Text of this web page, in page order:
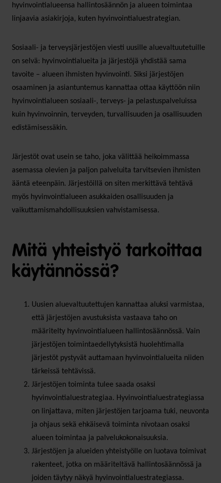
hyvinvointialueensa hallintosäännön ja alueen toimintaa
linjaavia asiakirjoja, kuten hyvinvointialuestrategian.
Sosiaali- ja terveysjärjestöjen viesti uusille aluevaltuutetuille
on selvä: hyvinvointialueita ja järjestöjä yhdistää sama
tavoite – alueen ihmisten hyvinvointi. Siksi järjestöjen
osaaminen ja asiantuntemus kannattaa ottaa käyttöön niin
hyvinvointialueen sosiaali-, terveys- ja pelastuspalveluissa
kuin hyvinvoinnin, terveyden, turvallisuuden ja osallisuuden
edistämisessäkin.
Järjestöt ovat usein se taho, joka välittää heikoimmassa
asemassa olevien ja paljon palveluita tarvitsevien ihmisten
ääntä eteenpäin. Järjestöillä on siten merkittävä tehtävä
myös hyvinvointialueen asukkaiden osallisuuden ja
vaikuttamismahdollisuuksien vahvistamisessa.
Mitä yhteistyö tarkoittaa
käytännössä?
Uusien aluevaltuutettujen kannattaa aluksi varmistaa,
että järjestöjen avustuksista vastaava taho on
määritelty hyvinvointialueen hallintosäännössä. Vain
järjestöjen toimintaedellytyksistä huolehtimalla
järjestöt pystyvät auttamaan hyvinvointialueita niiden
tärkeissä tehtävissä.
Järjestöjen toiminta tulee saada osaksi
hyvinvointialuestrategiaa. Hyvinvointialuestrategiassa
on linjattava, miten järjestöjen tarjoama tuki, neuvonta
ja ohjaus sekä ehkäisevä toiminta nivotaan osaksi
alueen toimintaa ja palvelukokonaisuuksia.
Järjestöjen ja alueiden yhteistyölle on luotava toimivat
rakenteet, jotka on määriteltävä hallintosäännössä ja
joiden täytyy näkyä hyvinvointialuestrategiassa.